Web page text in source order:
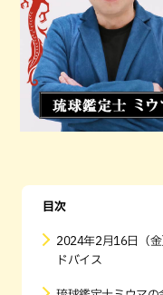
目次
2024年2月16日（
ドバイス